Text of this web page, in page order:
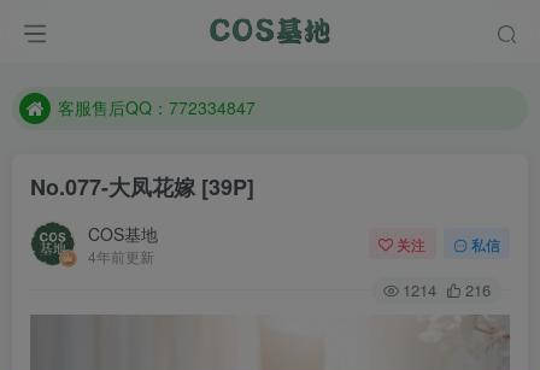
遇到任何问题加客服QQ：772334847
客服售后QQ：772334847
防失联：百度搜索《一七天佳》，实时查看最新站点。
No.077-大凤花嫁 [39P]
COS基地
4年前更新
关注 私信
1214 216